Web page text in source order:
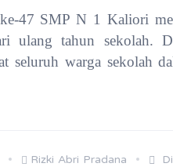
47 SMP N 1 Kaliori
ulang tahun sekolah.
seluruh warga
Rizki Abri Pradana